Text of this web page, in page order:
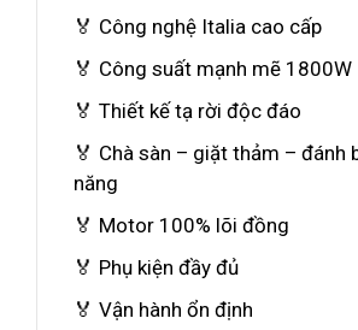
🏅 Công nghệ Italia cao cấp
🏅 Công suất mạnh mẽ 1800W
🏅 Thiết kế tạ rời độc đáo
🏅 Chà sàn – giặt thảm – đánh
năng
🏅 Motor 100% lõi đồng
🏅 Phụ kiện đầy đủ
🏅 Vận hành ổn định